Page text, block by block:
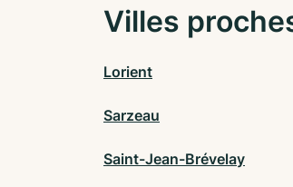
Villes
Lorient
Sarzeau
Saint-Jean-Brévelay